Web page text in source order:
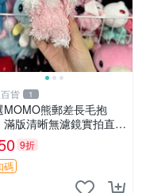
貨 1
MOMO熊郵差長毛抱
滿版清晰無濾鏡實拍直
每周新品到貨，不容錯
郵差熊 長毛 抱枕
9折
碼